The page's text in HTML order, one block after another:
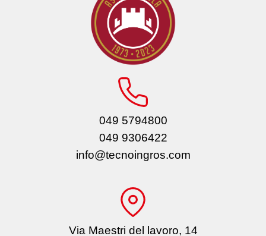
049 5794800
049 9306422
info@tecnoingros.com
Via Maestri del lavoro, 14